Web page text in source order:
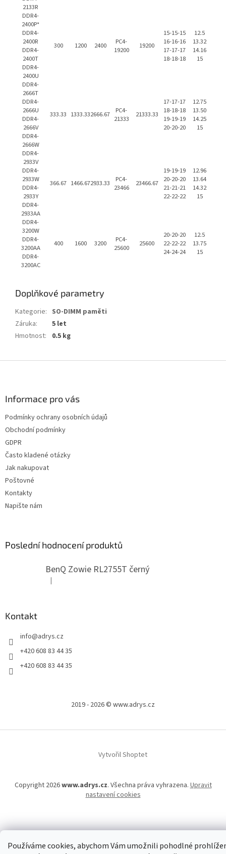
Používáme cookies, abychom Vám umožnili pohodlné
2133R
DDR4-
2400P*
DDR4-
2400R
DDR4-
2400T
DDR4-
2400U
300 1200 2400
PC4-
19200
19200
15-15-15
16-16-16
17-17-17
18-18-18
12.5
13.32
14.16
15
DDR4-
2666T
DDR4-
2666U
DDR4-
2666V
DDR4-
2666W
333.33 1333.332666.67
PC4-
21333
21333.33
17-17-17
18-18-18
19-19-19
20-20-20
12.75
13.50
14.25
15
DDR4-
2933V
DDR4-
2933W
DDR4-
2933Y
DDR4-
2933AA
366.67 1466.672933.33
PC4-
23466
23466.67
19-19-19
20-20-20
21-21-21
22-22-22
12.96
13.64
14.32
15
DDR4-
3200W
DDR4-
3200AA
DDR4-
3200AC
400 1600 3200
PC4-
25600
25600
20-20-20
22-22-22
24-24-24
12.5
13.75
15
Doplňkové parametry
Kategorie: SO-DIMM paměti
Záruka:
5 let
Hmotnost: 0.5 kg
Informace pro vás
Podmínky ochrany osobních údajů
Obchodní podmínky
GDPR
Často kladené otázky
Jak nakupovat
Poštovné
Kontakty
Napište nám
Poslední hodnocení produktů
BenQ Zowie RL2755T černý
Hodnocení produktu je 5 z 5 hvězdiček.
|
Kontakt
info@adrys.cz
+420 608 83 44 35
+420 608 83 44 35
2019 - 2026 © www.adrys.cz
Vytvořil Shoptet
Copyright 2026www.adrys.cz. Všechna práva vyhrazena.Upravit
nastavení cookies